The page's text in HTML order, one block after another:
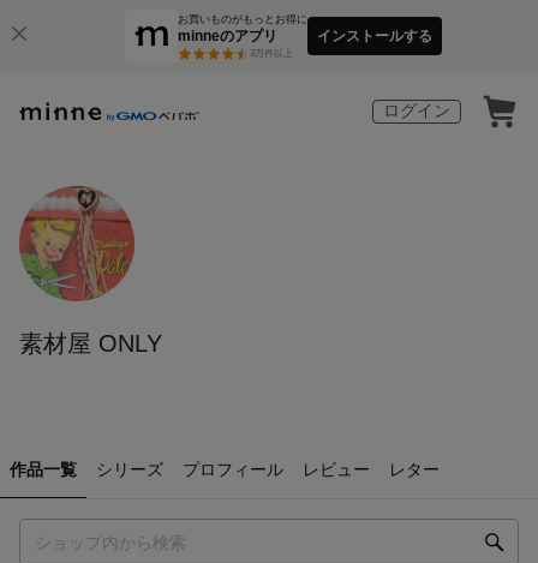
お買いものがもっとお得に
minneのアプリ
3万件以上
インストールする
ログイン
素材屋 ONLY
作品一覧 シリーズ プロフィール レビュー レター